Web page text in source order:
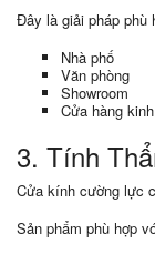
Đây là giải pháp phù
Nhà phố
Văn phòng
Showroom
Cửa hàng
3. Tính
Cửa kính cường lực
Sản phẩm phù hợp